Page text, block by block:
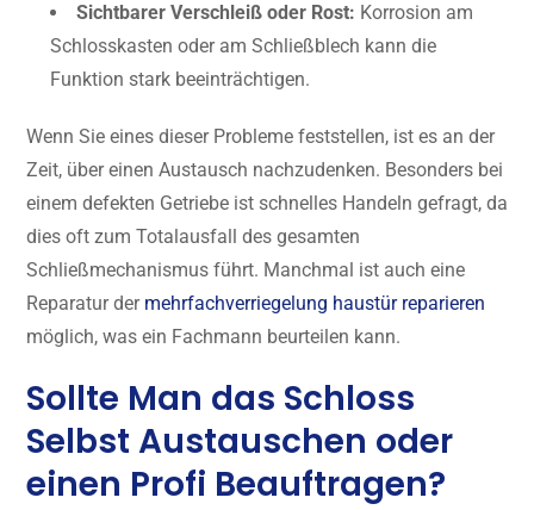
Sichtbarer Verschleiß oder Rost: Korrosion am
Schlosskasten oder am Schließblech kann die
Funktion stark beeinträchtigen.
Wenn Sie eines dieser Probleme feststellen, ist es an der
Zeit, über einen Austausch nachzudenken. Besonders bei
einem defekten Getriebe ist schnelles Handeln gefragt, da
dies oft zum Totalausfall des gesamten
Schließmechanismus führt. Manchmal ist auch eine
Reparatur der mehrfachverriegelung haustür reparieren
möglich, was ein Fachmann beurteilen kann.
Sollte Man das Schloss
Selbst Austauschen oder
einen Profi Beauftragen?